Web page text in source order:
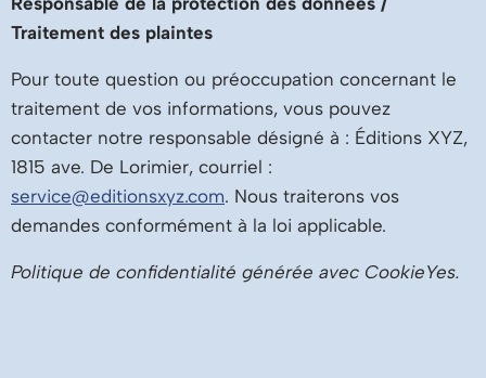
Traitement des plaintes
Pour toute question ou préoccupation concernant le
traitement de vos informations, vous pouvez
contacter notre responsable désigné à : Éditions XYZ,
1815 ave. De Lorimier, courriel :
service@editionsxyz.com. Nous traiterons vos
demandes conformément à la loi applicable.
Politique de confidentialité générée avec CookieYes.